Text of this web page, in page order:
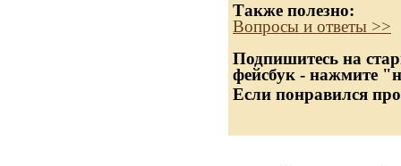
Также полезно:
Вопросы и ответы >>
Подпишитесь на
фейсбук - нажмите
Если понравился